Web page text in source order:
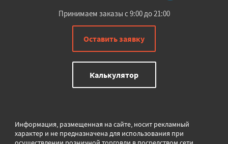
Принимаем заказы с 9:00 до 21:00
Оставить заявку
Калькулятор
Информация, размещенная на сайте, носит рекламный
характер и не предназначена для использования при